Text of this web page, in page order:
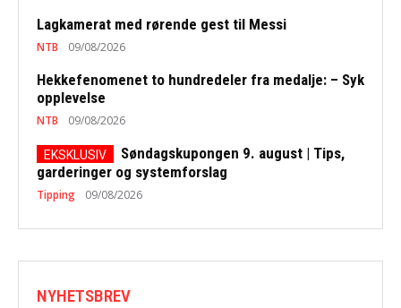
Lagkamerat med rørende gest til Messi
NTB 09/08/2026
Hekkefenomenet to hundredeler fra medalje: – Syk
opplevelse
NTB 09/08/2026
Søndagskupongen 9. august | Tips,
garderinger og systemforslag
Tipping 09/08/2026
NYHETSBREV